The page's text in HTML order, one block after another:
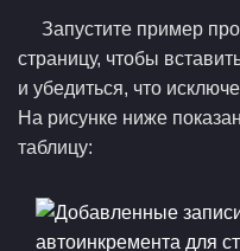
Запустите пример
страницу, чтобы
и убедиться, что
На рисунке ниже
таблицу: